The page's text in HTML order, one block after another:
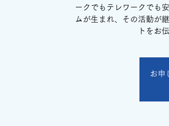
ークでもテレワークでも
ムが生まれ、その活動が
トをお
お申